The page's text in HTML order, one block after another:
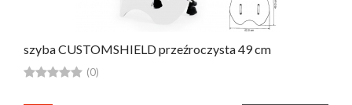
szyba CUSTOMSHIELD przeźroczysta 49 cm
 (0)